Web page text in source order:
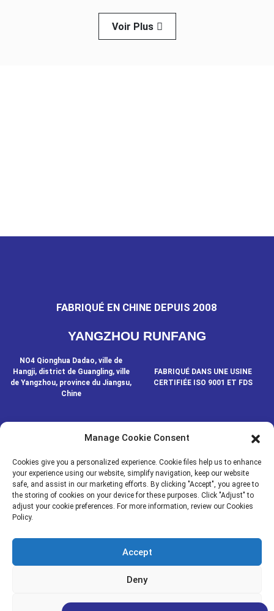
Voir Plus
FABRIQUÉ EN CHINE DEPUIS 2008
YANGZHOU RUNFANG
NO4 Qionghua Dadao, ville de
Hangji, district de Guangling, ville
de Yangzhou, province du Jiangsu,
Chine
FABRIQUÉ DANS UNE USINE
CERTIFIÉE ISO 9001 ET FDS
CONTACTEZ-NOUS
© COPYRIGHT - 2020-2024 : TOUS DROITS RÉSERVÉS.- Plan du
site Resource
MÉDIAS
NOUVELLES
À PROPOS DE NOUS
Manage Cookie Consent
Cookies give you a personalized experience. Cookie files help us to enhance
your experience using our website, simplify navigation, keep our website
safe, and assist in our marketing efforts. By clicking "Accept", you agree to
the storing of cookies on your device for these purposes. Click "Adjust" to
adjust your cookie preferences. For more information, review our Cookies
Policy.
Accept
Deny